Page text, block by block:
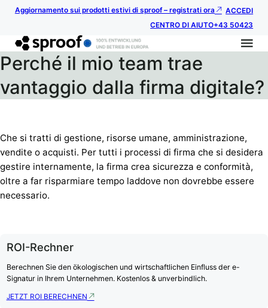
Aggiornamento sui prodotti estivi di sproof – registrati ora
ACCEDI
CENTRO DI AIUTO+43 50423
Perché il mio team trae
vantaggio dalla firma digitale?
Che si tratti di gestione, risorse umane, amministrazione,
vendite o acquisti. Per tutti i processi di firma che si desidera
gestire internamente, la firma crea sicurezza e conformità,
oltre a far risparmiare tempo laddove non dovrebbe essere
necessario.
ROI-Rechner
Berechnen Sie den ökologischen und wirtschaftlichen Einfluss der e-
Signatur in Ihrem Unternehmen. Kostenlos & unverbindlich.
JETZT ROI BERECHNEN